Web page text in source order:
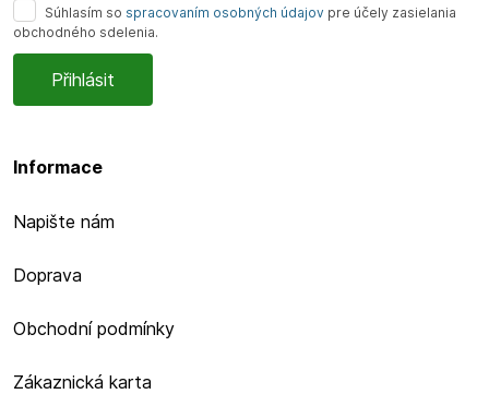
Súhlasím so spracovaním osobných údajov pre účely zasielania
obchodného sdelenia.
Informace
Napište nám
Doprava
Obchodní podmínky
Zákaznická karta